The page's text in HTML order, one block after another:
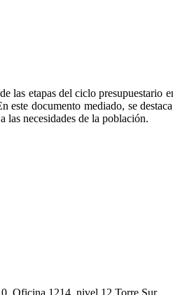
las etapas del ciclo
este documento mediado, se
las necesidades de la población.
Oficina 1214, nivel 12 Torre Sur.